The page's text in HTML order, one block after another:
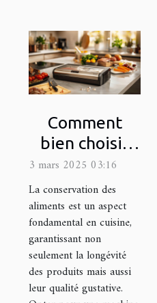
Comment
bien choisir
une machine
sous vide pour
votre cuisine
3 mars 2025 03:16
La conservation des
aliments est un aspect
fondamental en cuisine,
garantissant non
seulement la longévité
des produits mais aussi
leur qualité gustative.